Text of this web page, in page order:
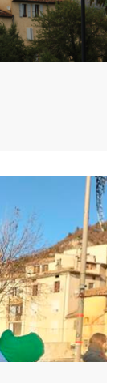
au marché